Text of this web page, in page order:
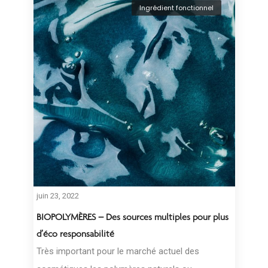
Ingrédient fonctionnel
juin 23, 2022
BIOPOLYMÈRES – Des sources multiples pour plus
d’éco responsabilité
Très important pour le marché actuel des